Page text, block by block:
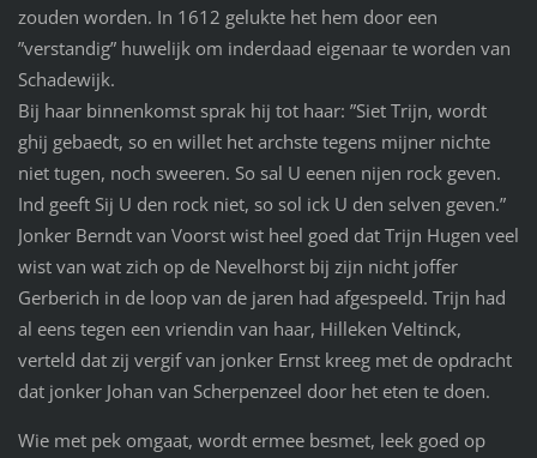
zouden worden. In 1612 gelukte het hem door een
”verstandig” huwelijk om inderdaad eigenaar te worden van
Schadewijk.
Bij haar binnenkomst sprak hij tot haar: ”Siet Trijn, wordt
ghij gebaedt, so en willet het archste tegens mijner nichte
niet tugen, noch sweeren. So sal U eenen nijen rock geven.
Ind geeft Sij U den rock niet, so sol ick U den selven geven.”
Jonker Berndt van Voorst wist heel goed dat Trijn Hugen veel
wist van wat zich op de Nevelhorst bij zijn nicht joffer
Gerberich in de loop van de jaren had afgespeeld. Trijn had
al eens tegen een vriendin van haar, Hilleken Veltinck,
verteld dat zij vergif van jonker Ernst kreeg met de opdracht
dat jonker Johan van Scherpenzeel door het eten te doen.
Wie met pek omgaat, wordt ermee besmet, leek goed op